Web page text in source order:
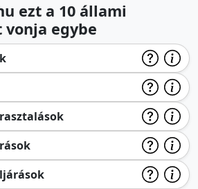
ezt a 10 állami
egybe